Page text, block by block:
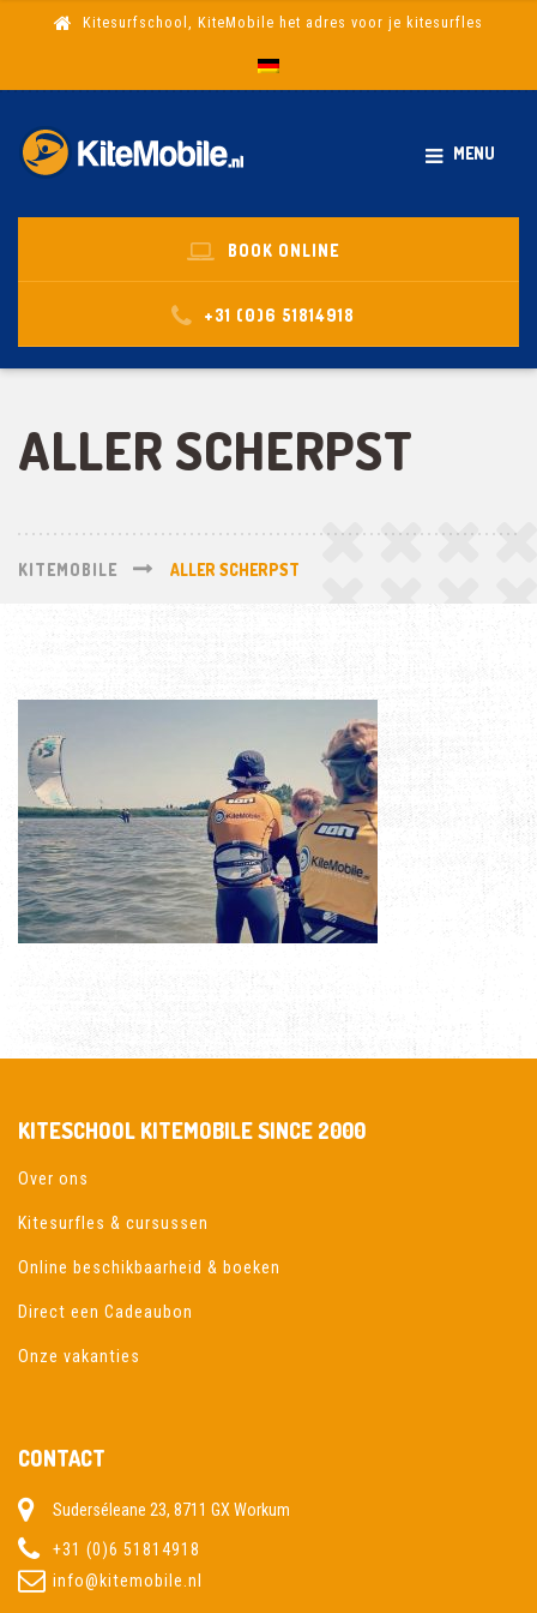
Kitesurfschool, KiteMobile het adres voor je kitesurfles
MENU
BOOK ONLINE
+31 (0)6 51814918
ALLER SCHERPST
KITEMOBILE ALLER SCHERPST
KITESCHOOL KITEMOBILE SINCE 2000
Over ons
Kitesurfles & cursussen
Online beschikbaarheid & boeken
Direct een Cadeaubon
Onze vakanties
CONTACT
Suderséleane 23, 8711 GX Workum
+31 (0)6 51814918
info@kitemobile.nl